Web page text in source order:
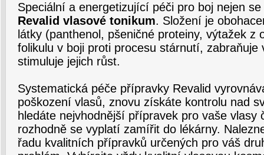
Speciální a energetizující péči pro boj nejen
Revalid vlasové tonikum. Složení je
látky (panthenol, pšeničné proteiny, výtažek z
folikulu v boji proti procesu stárnutí, zabraňuje
stimuluje jejich růst.
Systematická péče přípravky Revalid
poškození vlasů, znovu získáte kontrolu nad
hledáte nejvhodnější přípravek pro vaše vlasy
rozhodně se vyplatí zamířit do lékárny.
řadu kvalitních přípravků určených pro váš